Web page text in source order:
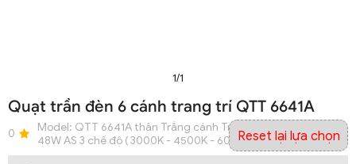
1/1
Quạt trần đèn 6 cánh trang trí QTT 6641A
0 Model: QTT 6641A thân Trắng cánh Trắng - Ø1420xH400 -
48W AS 3 chế độ ( 3000K - 4500K - 6000K )Reset lại lựa chọn